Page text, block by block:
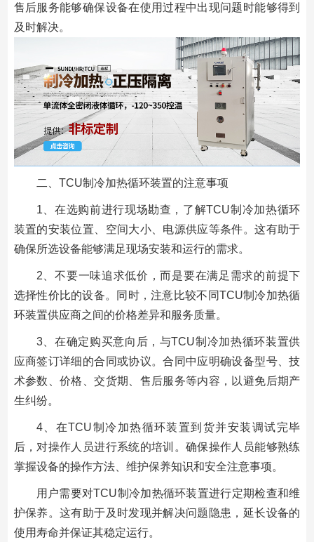
售后服务能够确保设备在使用过程中出现问题时能够得到
及时解决。
二、TCU制冷加热循环装置的注意事项
1、在选购前进行现场勘查，了解TCU制冷加热循环
装置的安装位置、空间大小、电源供应等条件。这有助于
确保所选设备能够满足现场安装和运行的需求。
2、不要一味追求低价，而是要在满足需求的前提下
选择性价比的设备。同时，注意比较不同TCU制冷加热循
环装置供应商之间的价格差异和服务质量。
3、在确定购买意向后，与TCU制冷加热循环装置供
应商签订详细的合同或协议。合同中应明确设备型号、技
术参数、价格、交货期、售后服务等内容，以避免后期产
生纠纷。
4、在TCU制冷加热循环装置到货并安装调试完毕
后，对操作人员进行系统的培训。确保操作人员能够熟练
掌握设备的操作方法、维护保养知识和安全注意事项。
用户需要对TCU制冷加热循环装置进行定期检查和维
护保养。这有助于及时发现并解决问题隐患，延长设备的
使用寿命并保证其稳定运行。